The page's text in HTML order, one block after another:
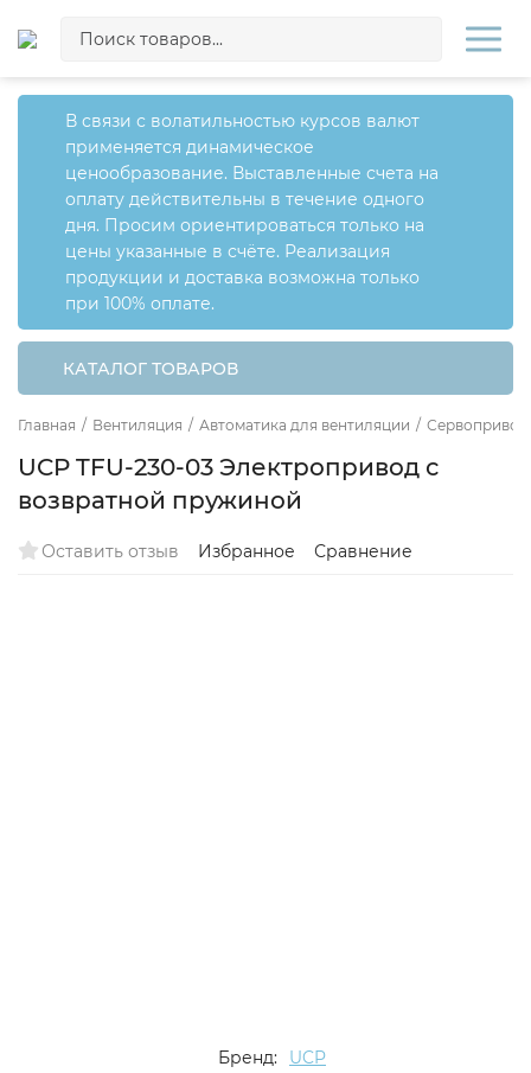
В связи с волатильностью курсов валют
применяется динамическое
ценообразование. Выставленные счета на
оплату действительны в течение одного
дня. Просим ориентироваться только на
цены указанные в счёте. Реализация
продукции и доставка возможна только
при 100% оплате.
КАТАЛОГ ТОВАРОВ
Главная / Вентиляция / Автоматика для вентиляции /
UCP TFU-230-03 Электропривод с
возвратной пружиной
Оставить отзыв Избранное Сравнение
Бренд: UCP